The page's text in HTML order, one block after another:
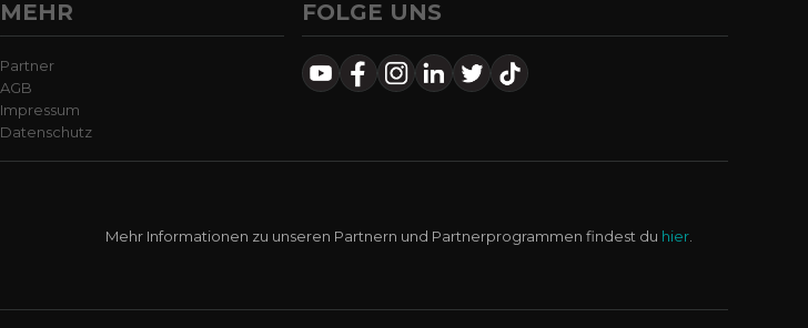
MEHR
Partner
AGB
Impressum
Datenschutz
FOLGE UNS
Mehr Informationen zu unseren Partnern und Partnerprogrammen findest du hier